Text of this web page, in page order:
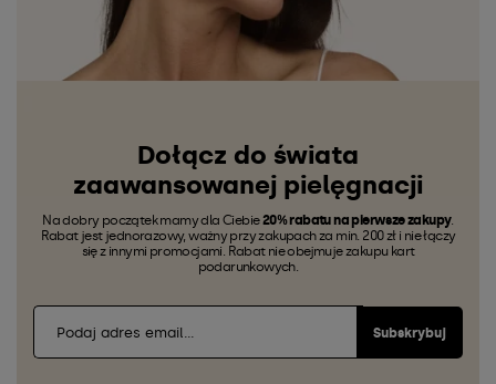
Dołącz do świata
zaawansowanej pielęgnacji
Na dobry początek mamy dla Ciebie20% rabatu na pierwsze zakupy.
Rabat jest jednorazowy, ważny przy zakupach za min. 200 zł i nie łączy
się z innymi promocjami. Rabat nie obejmuje zakupu kart
podarunkowych.
Subskrybuj